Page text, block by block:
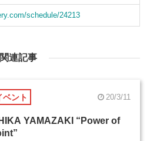
schedule/24213
関連記事
ベント 20/3/11
YAMAZAKI “Power of